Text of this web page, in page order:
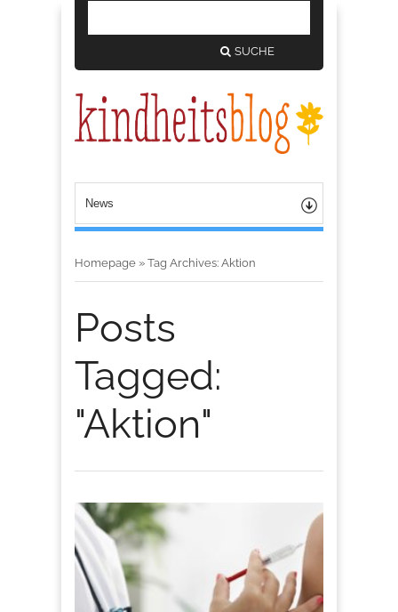
SUCHE
Homepage » Tag Archives: Aktion
Posts
Tagged:
"Aktion"